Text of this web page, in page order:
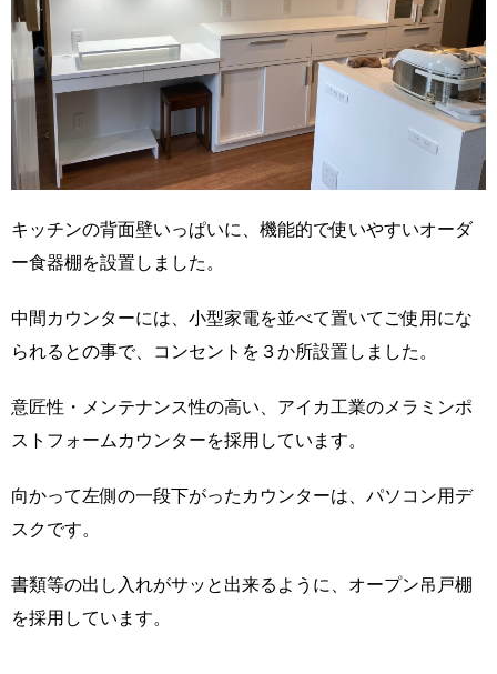
キッチンの背面壁いっぱいに、機能的で使いやすいオーダ
ー食器棚を設置しました。
中間カウンターには、小型家電を並べて置いてご使用にな
られるとの事で、コンセントを３か所設置しました。
意匠性・メンテナンス性の高い、アイカ工業のメラミンポ
ストフォームカウンターを採用しています。
向かって左側の一段下がったカウンターは、パソコン用デ
スクです。
書類等の出し入れがサッと出来るように、オープン吊戸棚
を採用しています。